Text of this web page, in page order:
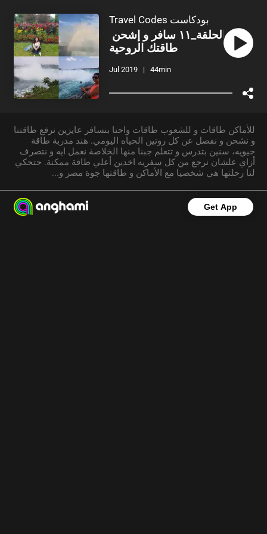
Travel Codes بودكاست
طاقتك الروحية
Jul 2019| 44min
للأماكن طاقات و للشعوب طاقات واحنا بنسافر عايزين نرفع طاقتنا
و نشحن و نفصل عن كل روتين الحياه اليومي. هند مدربة طاقة
حيويه، سنين بتدرس و تتعلم جبنا منها الخلاصة نعمل ايه و نتصرف
أزاي علشان نرجع من كل سفريه اخدين أعلي طاقة ممكنة. حتحكي
لنا رحلتها هي شخصيا مع الأماكن و طاقتها جوة مصر و...
Get App